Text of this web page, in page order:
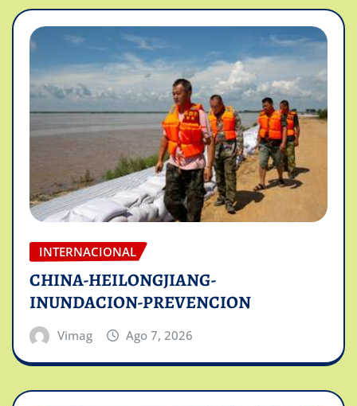
INTERNACIONAL
CHINA-HEILONGJIANG-
INUNDACION-PREVENCION
Vimag Ago 7, 2026